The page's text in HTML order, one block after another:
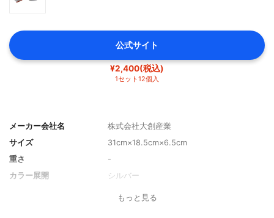
公式サイト
¥2,400(税込)
1セット12個入
メーカー会社名
株式会社大創産業
サイズ
31cm×18.5cm×6.5cm
重さ
-
カラー展開
シルバー
もっと見る